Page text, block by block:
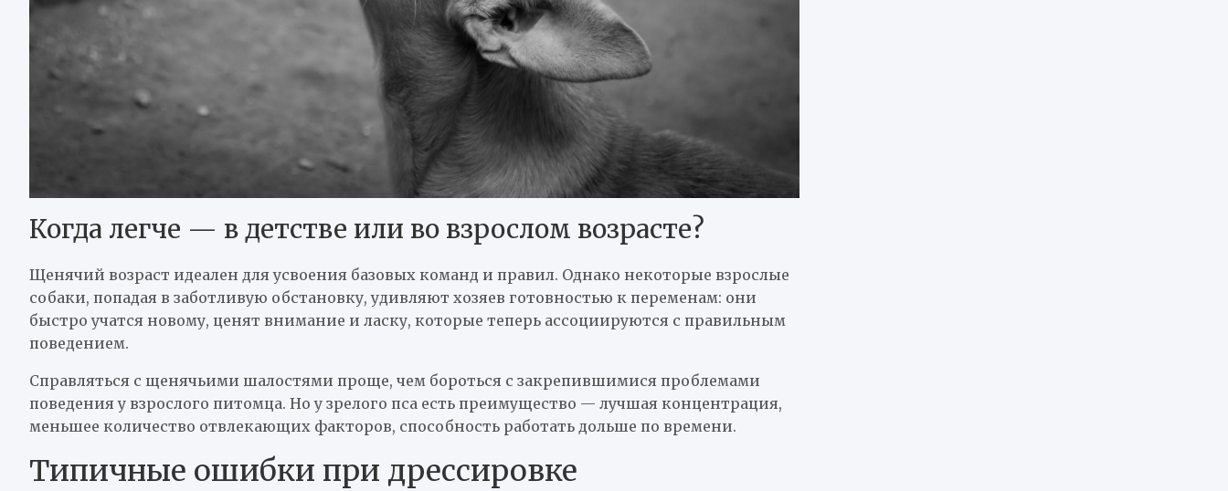
Когда легче — в детстве или во взрослом возрасте?
Щенячий возраст идеален для усвоения базовых команд и правил. Однако некоторые взрослые
собаки, попадая в заботливую обстановку, удивляют хозяев готовностью к переменам: они
быстро учатся новому, ценят внимание и ласку, которые теперь ассоциируются с правильным
поведением.
Справляться с щенячьими шалостями проще, чем бороться с закрепившимися проблемами
поведения у взрослого питомца. Но у зрелого пса есть преимущество — лучшая концентрация,
меньшее количество отвлекающих факторов, способность работать дольше по времени.
Типичные ошибки при дрессировке